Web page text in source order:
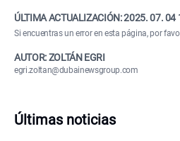
ÚLTIMA ACTUALIZACIÓN:2025. 07. 04
Si encuentras un error en esta página, por
AUTOR: ZOLTÁN EGRI
egri.zoltan@dubainewsgroup.com
Últimas noticias